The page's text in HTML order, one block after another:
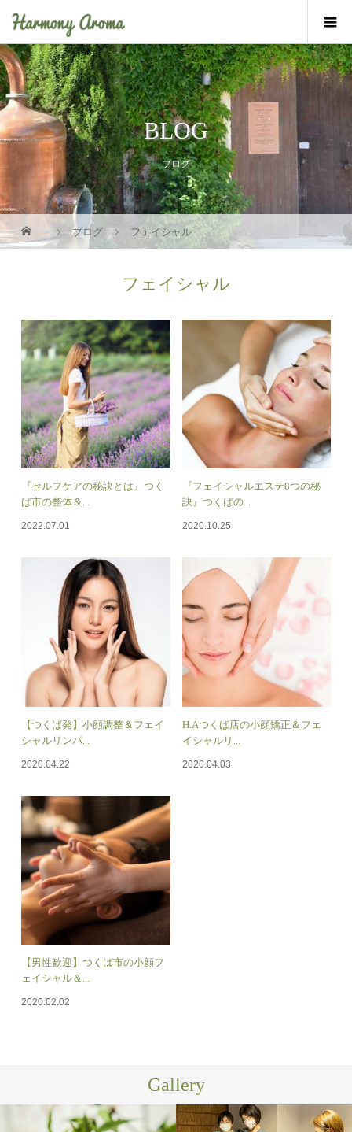
BLOG
ブログ
ブログ フェイシャル
フェイシャル
『セルフケアの秘訣とは』つく
ば市の整体＆...
2022.07.01
『フェイシャルエステ8つの秘
訣』つくばの...
2020.10.25
【つくば発】小顔調整＆フェイ
シャルリンパ...
2020.04.22
H.Aつくば店の小顔矯正＆フェ
イシャルリ...
2020.04.03
【男性歓迎】つくば市の小顔フ
ェイシャル＆...
2020.02.02
Gallery